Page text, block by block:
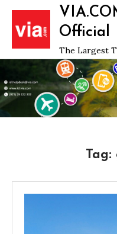
Skip
content
Official
The Largest
Tag: